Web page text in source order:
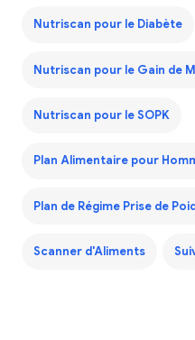
Nutriscan pour le Diabète
Nutriscan pour le Gain de
Nutriscan pour le SOPK
Plan Alimentaire pour
Plan de Régime Prise de
Scanner d'Aliments